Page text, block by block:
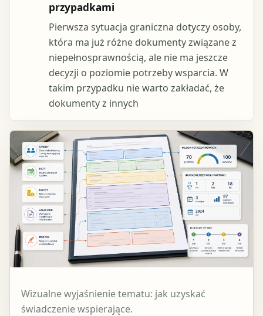
przypadkami
Pierwsza sytuacja graniczna dotyczy osoby,
która ma już różne dokumenty związane z
niepełnosprawnością, ale nie ma jeszcze
decyzji o poziomie potrzeby wsparcia. W
takim przypadku nie warto zakładać, że
dokumenty z innych
Wizualne wyjaśnienie tematu: jak uzyskać
świadczenie wspierające.